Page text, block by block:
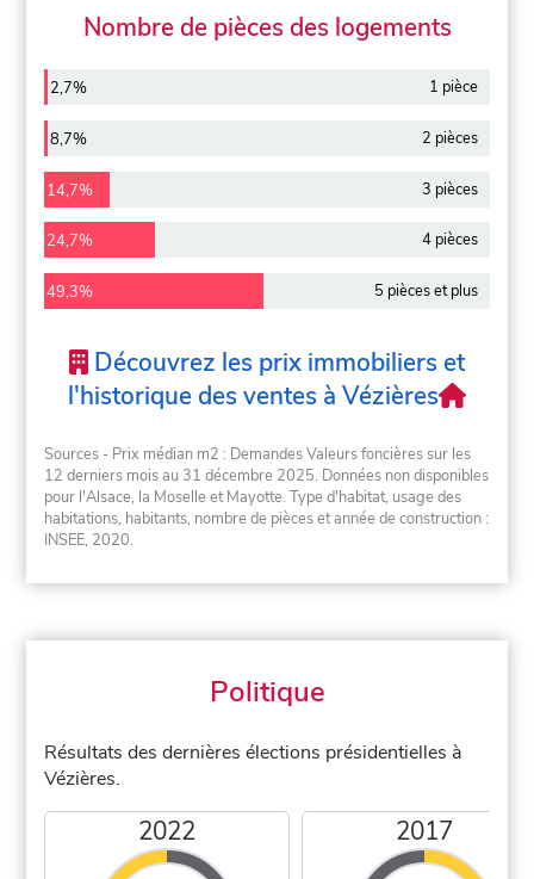
Nombre de pièces des logements
2,7% 1 pièce
8,7% 2 pièces
14,7% 3 pièces
24,7% 4 pièces
49,3% 5 pièces et plus
Découvrez les prix immobiliers et
l'historique des ventes à Vézières
Sources - Prix médian m2 : Demandes Valeurs foncières sur les
12 derniers mois au 31 décembre 2025. Données non disponibles
pour l'Alsace, la Moselle et Mayotte. Type d'habitat, usage des
habitations, habitants, nombre de pièces et année de construction :
INSEE, 2020.
Politique
Résultats des dernières élections présidentielles à
Vézières.
2022 2017